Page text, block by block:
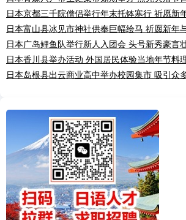
日本京都三千院僧侣举行年末托钵寒行 祈愿新
日本富山县冰见市神社供奉巨幅绘马 祈愿新年
日本广岛鲤鱼队举行新人入团会 头号新秀豪言
日本香川县举办活动 外国居民体验当地年节料
日本岛根县出云商业高中举办校园集市 吸引众